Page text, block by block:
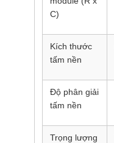
C)
Kích thước
tấm nền
Độ phân giải
tấm nền
Trọng lượng